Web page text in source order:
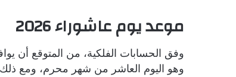
موعد يوم عاشوراء 2026
وهو اليوم العاشر من شهر محرم، ومع